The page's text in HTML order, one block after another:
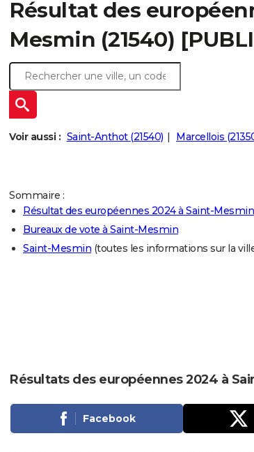
Résultat des
Mesmin (21540)
Voir aussi : Saint-Anthot (21540) Marcellois
Sommaire :
Résultat des européennes 2024 à Saint-Mesmin
Bureaux de vote à Saint-Mesmin
Saint-Mesmin (toutes les informations sur la
Résultats des européennes 2024 à
Facebook